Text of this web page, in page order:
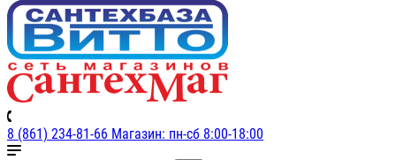
8 (861) 234-81-66 Магазин: пн-сб 8:00-18:00